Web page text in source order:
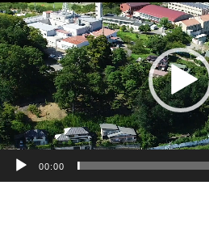
画
プ
レ
ー
ヤ
ー
00:00